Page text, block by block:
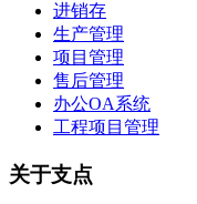
进销存
生产管理
项目管理
售后管理
办公OA系统
工程项目管理
关于支点